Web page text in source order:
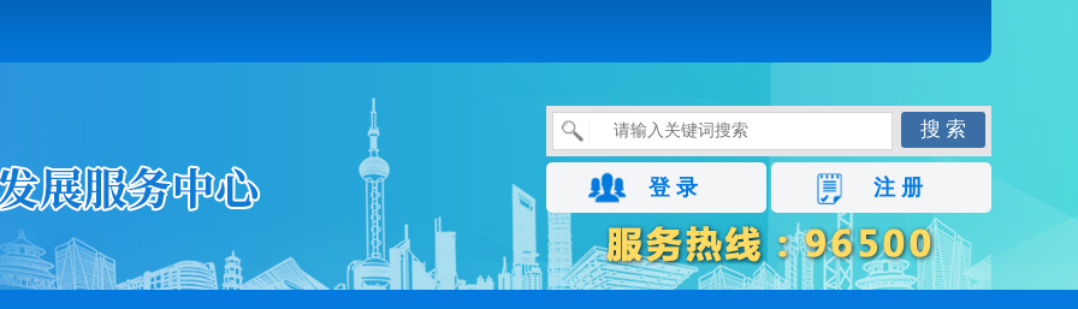
搜 索
登 录 注 册